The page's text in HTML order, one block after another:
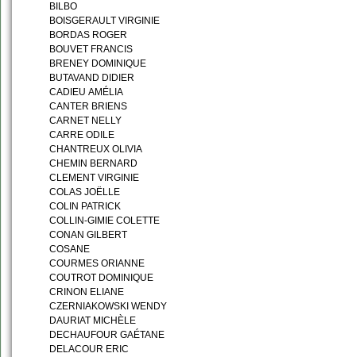
BILBO
BOISGERAULT VIRGINIE
BORDAS ROGER
BOUVET FRANCIS
BRENEY DOMINIQUE
BUTAVAND DIDIER
CADIEU AMÉLIA
CANTER BRIENS
CARNET NELLY
CARRE ODILE
CHANTREUX OLIVIA
CHEMIN BERNARD
CLEMENT VIRGINIE
COLAS JOËLLE
COLIN PATRICK
COLLIN-GIMIE COLETTE
CONAN GILBERT
COSANE
COURMES ORIANNE
COUTROT DOMINIQUE
CRINON ELIANE
CZERNIAKOWSKI WENDY
DAURIAT MICHÈLE
DECHAUFOUR GAÉTANE
DELACOUR ERIC